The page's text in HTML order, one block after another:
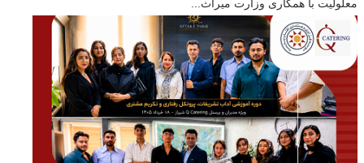
معلولیت با همکاری وزارت میراث...